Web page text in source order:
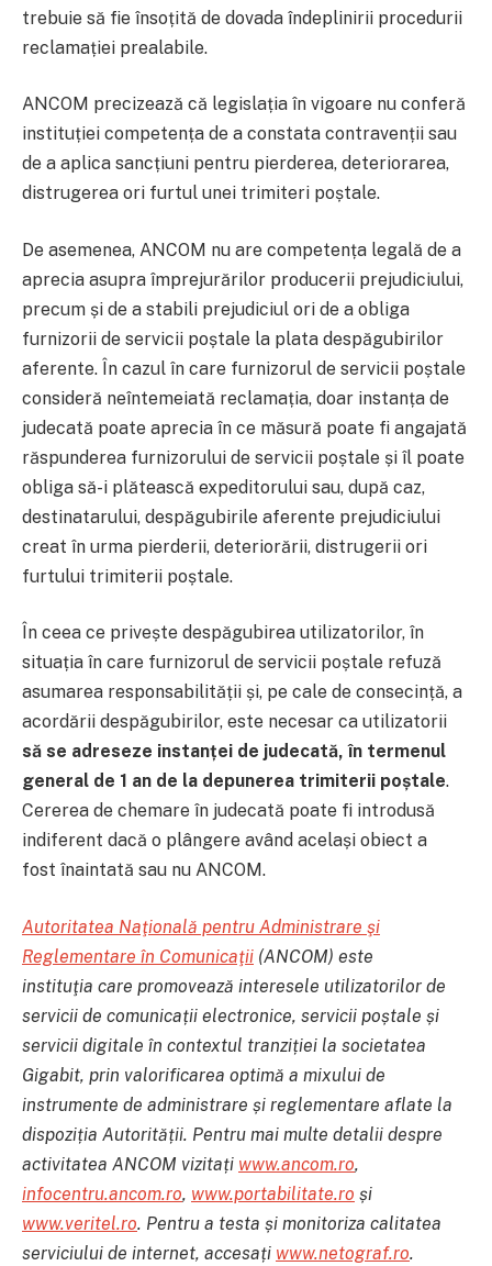
trebuie să fie însoțită de dovada îndeplinirii procedurii
reclamației prealabile.
ANCOM precizează că legislația în vigoare nu conferă
instituției competența de a constata contravenții sau
de a aplica sancțiuni pentru pierderea, deteriorarea,
distrugerea ori furtul unei trimiteri poștale.
De asemenea, ANCOM nu are competența legală de a
aprecia asupra împrejurărilor producerii prejudiciului,
precum și de a stabili prejudiciul ori de a obliga
furnizorii de servicii poștale la plata despăgubirilor
aferente. În cazul în care furnizorul de servicii poștale
consideră neîntemeiată reclamația, doar instanța de
judecată poate aprecia în ce măsură poate fi angajată
răspunderea furnizorului de servicii poștale și îl poate
obliga să-i plătească expeditorului sau, după caz,
destinatarului, despăgubirile aferente prejudiciului
creat în urma pierderii, deteriorării, distrugerii ori
furtului trimiterii poștale.
În ceea ce privește despăgubirea utilizatorilor, în
situația în care furnizorul de servicii poștale refuză
asumarea responsabilității și, pe cale de consecință, a
acordării despăgubirilor, este necesar ca utilizatorii
să se adreseze instanței de judecată, în termenul
general de 1 an de la depunerea trimiterii poștale.
Cererea de chemare în judecată poate fi introdusă
indiferent dacă o plângere având același obiect a
fost înaintată sau nu ANCOM.
Autoritatea Naţională pentru Administrare şi
Reglementare în Comunicaţii (ANCOM) este
instituţia care promovează interesele utilizatorilor de
servicii de comunicații electronice, servicii poștale și
servicii digitale în contextul tranziției la societatea
Gigabit, prin valorificarea optimă a mixului de
instrumente de administrare și reglementare aflate la
dispoziția Autorității. Pentru mai multe detalii despre
activitatea ANCOM vizitați www.ancom.ro,
infocentru.ancom.ro, www.portabilitate.ro și
www.veritel.ro. Pentru a testa și monitoriza calitatea
serviciului de internet, accesați www.netograf.ro.